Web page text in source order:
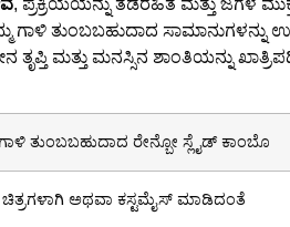
ಗಾಳಿ ತುಂಬಬಹುದಾದ ಸಾಮಾನುಗಳನ್ನು
ತೃಪ್ತಿ ಮತ್ತು ಮನಸ್ಸಿನ ಶಾಂತಿಯನ್ನು
ತುಂಬಬಹುದಾದ ರೇನ್ಬೋ ಸ್ಲೈಡ್ ಕಾಂಬೊ
ಚಿತ್ರಗಳಾಗಿ ಅಥವಾ ಕಸ್ಟಮೈಸ್ ಮಾಡಿದಂತೆ